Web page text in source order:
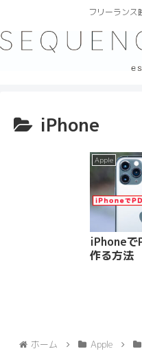
フリーランス
iPhone
Apple
iPhoneで
作る方法
ホーム Apple